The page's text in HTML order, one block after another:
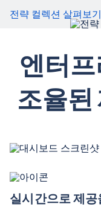
전략 컬렉션 살펴보기
엔터
조율된
실시간으로 제